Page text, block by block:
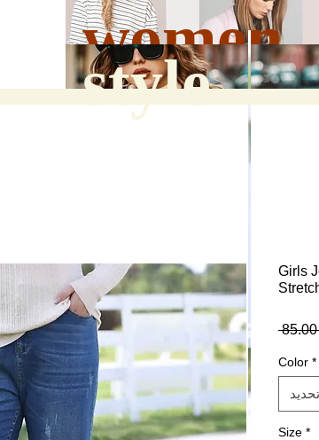
women
style
Girls
Color *
تحديد
Size *